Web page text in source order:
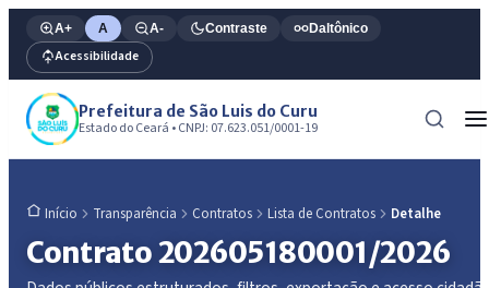
A+ A A- Contraste Daltônico
Acessibilidade
Prefeitura de São Luis do Curu
Estado do Ceará • CNPJ: 07.623.051/0001-19
Início Transparência Contratos Lista de Contratos Detalhe
Contrato 202605180001/2026